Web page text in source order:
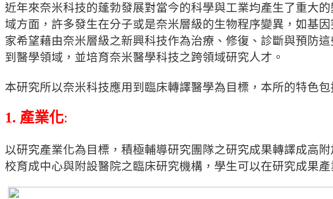
近年來奈米科技的蓬勃發展對當今的科學與工業均產生了重大的
域方面， 許多發生在分子或是奈米層級的生物程序變異，如基因
家希望藉由奈米層級之新興科技作為治療、修復、 診斷與預防
到醫學領域， 並培育奈米醫學科技之跨領域研究人才。
本研究所以奈米科技應用到臨床轉譯醫學為目標， 本所的特色
1. 產業化:
以研究產業化為目標， 積極輔導研究團隊之研究成果轉譯成高附
校育成中心與附設醫院之臨床研究機構， 學生可以在研究成果